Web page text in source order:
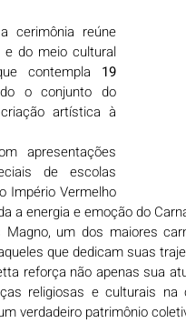
cerimônia reúne
e do meio cultural
contempla 19
o conjunto do
artística à
apresentações
de escolas
Império Vermelho
a energia e emoção do
um dos maiores
que dedicam suas
reforça não apenas sua
religiosas e culturais
verdadeiro patrimônio